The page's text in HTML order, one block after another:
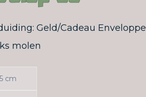
Geld/Cadeau Enveloppe
molen
cm